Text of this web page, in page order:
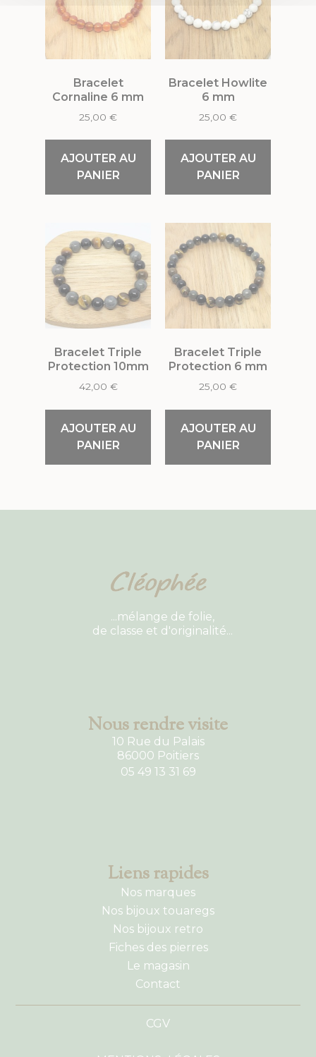
Bracelet
Cornaline 6 mm
25,00 €
AJOUTER AU
PANIER
Bracelet Howlite
6 mm
25,00 €
AJOUTER AU
PANIER
Bracelet Triple
Protection 10mm
42,00 €
AJOUTER AU
PANIER
Bracelet Triple
Protection 6 mm
25,00 €
AJOUTER AU
PANIER
...mélange de folie,
de classe et d'originalité...
Nous rendre visite
10 Rue du Palais
86000 Poitiers
05 49 13 31 69
Liens rapides
Nos marques
Nos bijoux touaregs
Nos bijoux retro
Fiches des pierres
Le magasin
Contact
CGV